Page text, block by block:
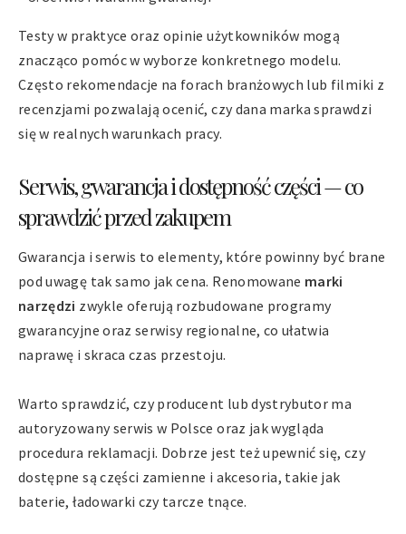
Testy w praktyce oraz opinie użytkowników mogą
znacząco pomóc w wyborze konkretnego modelu.
Często rekomendacje na forach branżowych lub filmiki z
recenzjami pozwalają ocenić, czy dana marka sprawdzi
się w realnych warunkach pracy.
Serwis, gwarancja i dostępność części — co
sprawdzić przed zakupem
Gwarancja i serwis to elementy, które powinny być brane
pod uwagę tak samo jak cena. Renomowane marki
narzędzi zwykle oferują rozbudowane programy
gwarancyjne oraz serwisy regionalne, co ułatwia
naprawę i skraca czas przestoju.
Warto sprawdzić, czy producent lub dystrybutor ma
autoryzowany serwis w Polsce oraz jak wygląda
procedura reklamacji. Dobrze jest też upewnić się, czy
dostępne są części zamienne i akcesoria, takie jak
baterie, ładowarki czy tarcze tnące.